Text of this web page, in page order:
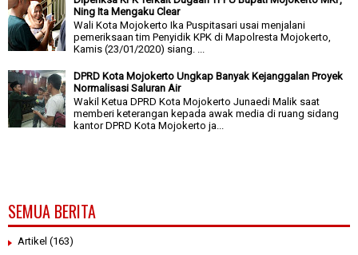
Ning Ita Mengaku Clear
Wali Kota Mojokerto Ika Puspitasari usai menjalani
pemeriksaan tim Penyidik KPK di Mapolresta Mojokerto,
Kamis (23/01/2020) siang. ...
DPRD Kota Mojokerto Ungkap Banyak Kejanggalan Proyek
Normalisasi Saluran Air
Wakil Ketua DPRD Kota Mojokerto Junaedi Malik saat
memberi keterangan kepada awak media di ruang sidang
kantor DPRD Kota Mojokerto ja...
SEMUA BERITA
Artikel (163)